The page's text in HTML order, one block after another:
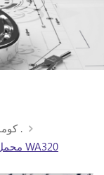
كوماتسو .
محمل لودر كوماتسو 419-46-11281 للطراز WA320